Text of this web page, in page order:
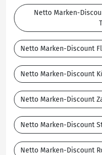
Netto Marken-
Netto Marken-Discount
Netto Marken-Discount
Netto Marken-Discount
Netto Marken-Discount
Netto Marken-Discount